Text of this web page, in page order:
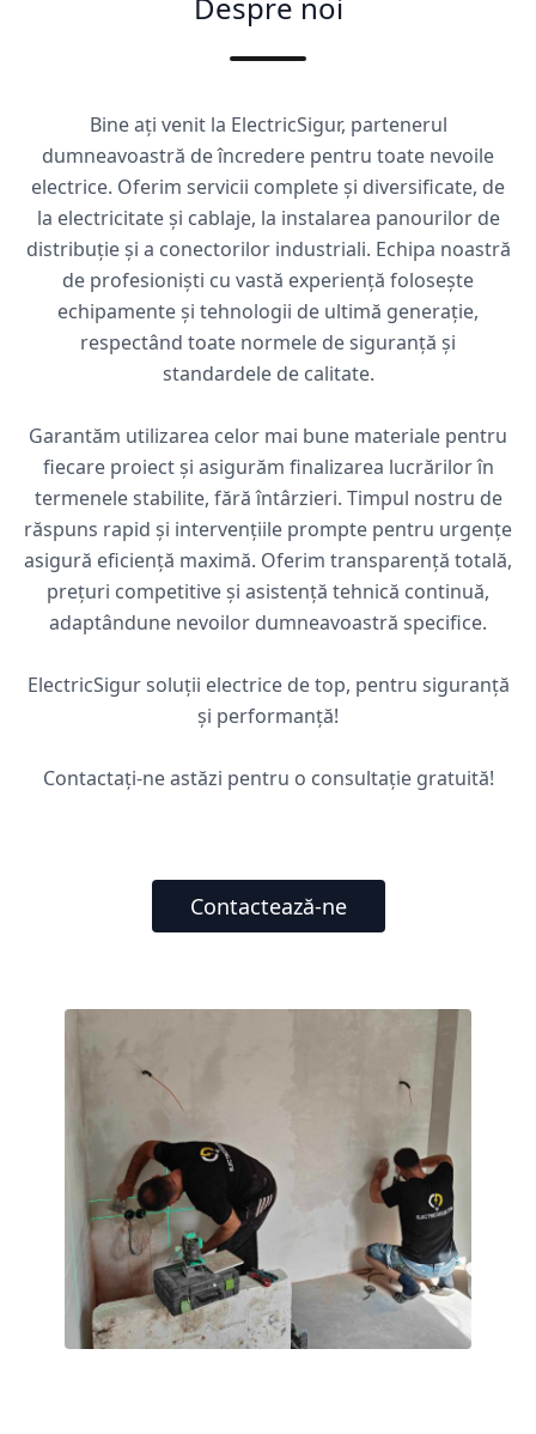
Despre noi
Bine ați venit la ElectricSigur, partenerul
dumneavoastră de încredere pentru toate nevoile
electrice. Oferim servicii complete și diversificate, de
la electricitate și cablaje, la instalarea panourilor de
distribuție și a conectorilor industriali. Echipa noastră
de profesioniști cu vastă experiență folosește
echipamente și tehnologii de ultimă generație,
respectând toate normele de siguranță și
standardele de calitate.
Garantăm utilizarea celor mai bune materiale pentru
fiecare proiect și asigurăm finalizarea lucrărilor în
termenele stabilite, fără întârzieri. Timpul nostru de
răspuns rapid și intervențiile prompte pentru urgențe
asigură eficiență maximă. Oferim transparență totală,
prețuri competitive și asistență tehnică continuă,
adaptândune nevoilor dumneavoastră specifice.
ElectricSigur soluții electrice de top, pentru siguranță
și performanță!
Contactați-ne astăzi pentru o consultație gratuită!
Contactează-ne